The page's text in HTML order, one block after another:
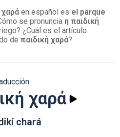
χαρά en español es el parque
se pronuncia η παιδική
¿Cuál es el artículo
de παιδική χαρά?
χαρά
chará